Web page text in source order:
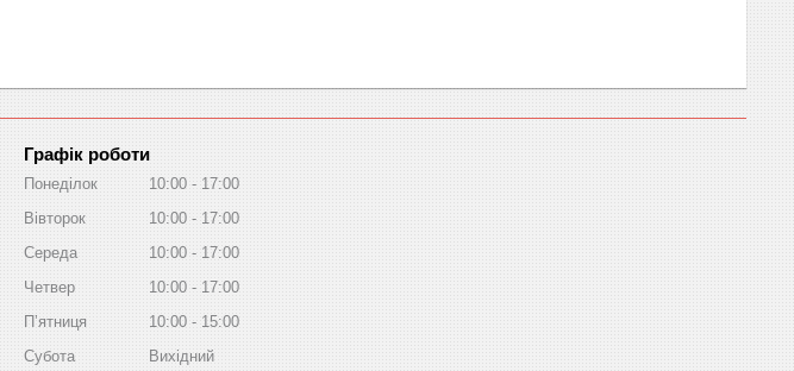
Графік роботи
Понеділок 10:00
17:00
Вівторок
10:00
17:00
Середа
10:00
17:00
Четвер
10:00
17:00
Пʼятниця
10:00
15:00
Субота
Вихідний